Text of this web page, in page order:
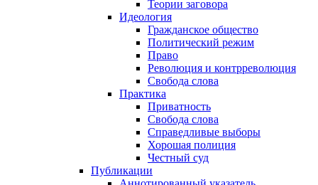
Теории заговора
Идеология
Гражданское общество
Политический режим
Право
Революция и контрреволюция
Свобода слова
Практика
Приватность
Свобода слова
Справедливые выборы
Хорошая полиция
Честный суд
Публикации